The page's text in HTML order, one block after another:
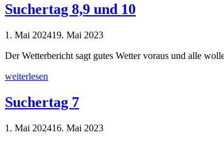
Suchertag 8,9 und 10
1. Mai 202419. Mai 2023
Der Wetterbericht sagt gutes Wetter voraus und alle
weiterlesen
Suchertag 7
1. Mai 202416. Mai 2023